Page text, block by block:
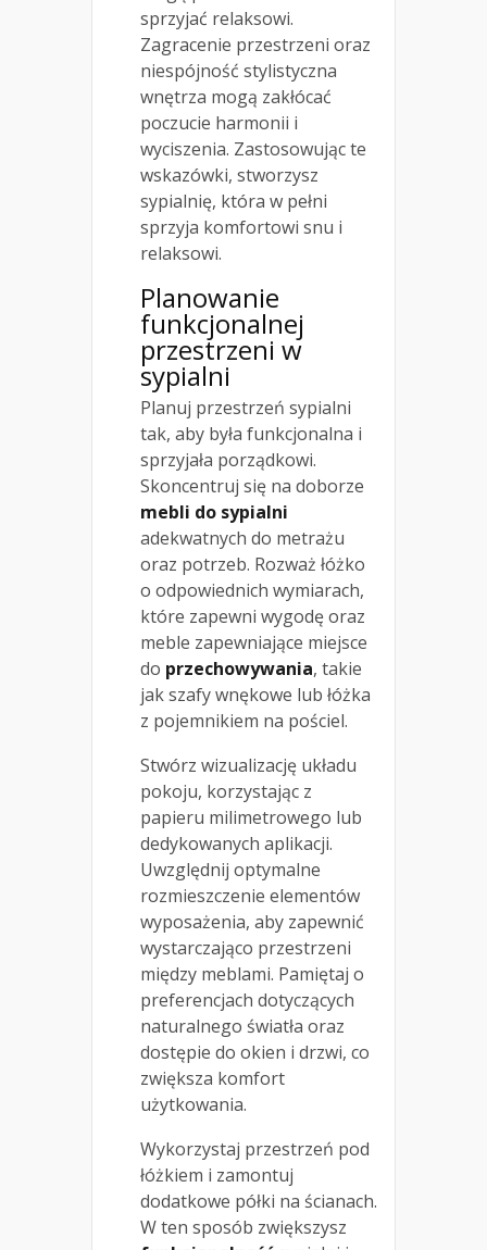
sprzyjać relaksowi.
Zagracenie przestrzeni oraz
niespójność stylistyczna
wnętrza mogą zakłócać
poczucie harmonii i
wyciszenia. Zastosowując te
wskazówki, stworzysz
sypialnię, która w pełni
sprzyja komfortowi snu i
relaksowi.
Planowanie
funkcjonalnej
przestrzeni w
sypialni
Planuj przestrzeń sypialni
tak, aby była funkcjonalna i
sprzyjała porządkowi.
Skoncentruj się na doborze
mebli do sypialni
adekwatnych do metrażu
oraz potrzeb. Rozważ łóżko
o odpowiednich wymiarach,
które zapewni wygodę oraz
meble zapewniające miejsce
do przechowywania, takie
jak szafy wnękowe lub łóżka
z pojemnikiem na pościel.
Stwórz wizualizację układu
pokoju, korzystając z
papieru milimetrowego lub
dedykowanych aplikacji.
Uwzględnij optymalne
rozmieszczenie elementów
wyposażenia, aby zapewnić
wystarczająco przestrzeni
między meblami. Pamiętaj o
preferencjach dotyczących
naturalnego światła oraz
dostępie do okien i drzwi, co
zwiększa komfort
użytkowania.
Wykorzystaj przestrzeń pod
łóżkiem i zamontuj
dodatkowe półki na ścianach.
W ten sposób zwiększysz